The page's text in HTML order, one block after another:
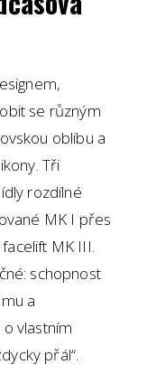
se různým
oblibu a
Tři
rozdílné
MK I přes
MK III.
schopnost
a
vlastním
přál“.